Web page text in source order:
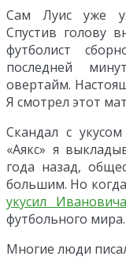
Сам Луис уже
Спустив голову
футболист
последней
овертайм.
Я смотрел этот
Скандал с
«Аякс» я
года назад,
большим. Но
укусил Ивановича
футбольного мира.
Многие люди